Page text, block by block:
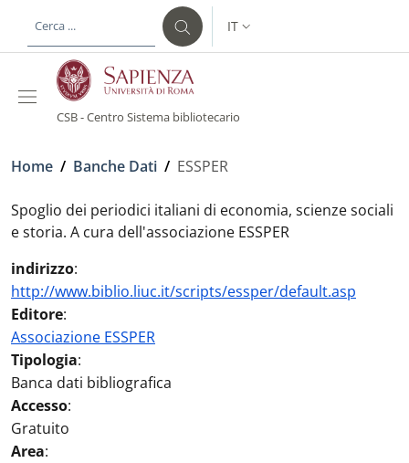
al contenuto principale
SELETTORE LINGUA:
IT
CSB - Centro Sistema bibliotecario
Briciole di pane
Home / Banche Dati / ESSPER
Spoglio dei periodici italiani di economia, scienze sociali
e storia. A cura dell'associazione ESSPER
indirizzo:
http://www.biblio.liuc.it/scripts/essper/default.asp
Editore:
Associazione ESSPER
Tipologia:
Banca dati bibliografica
Accesso:
Gratuito
Area: